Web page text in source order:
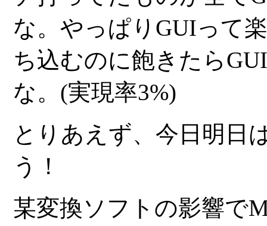
な。やっぱりGUIって
ち込むのに飽きたら
な。(実現率3%)
とりあえず、今日明日
う！
某変換ソフトの影響で